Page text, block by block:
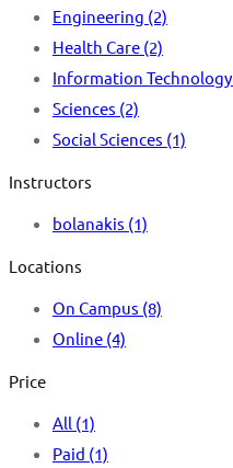
Engineering (2)
Health Care (2)
Information Technology
Sciences (2)
Social Sciences (1)
Instructors
bolanakis (1)
Locations
On Campus (8)
Online (4)
Price
All (1)
Paid (1)